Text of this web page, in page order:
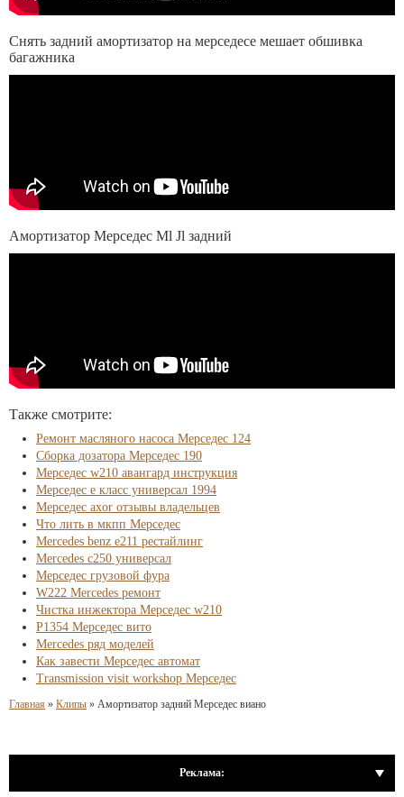
Снять задний амортизатор на мерседесе мешает обшивка
багажника
Амортизатор Мерседес Ml Jl задний
Также смотрите:
Ремонт масляного насоса Мерседес 124
Сборка дозатора Мерседес 190
Мерседес w210 авангард инструкция
Мерседес е класс универсал 1994
Мерседес axor отзывы владельцев
Что лить в мкпп Мерседес
Mercedes benz e211 рестайлинг
Mercedes c250 универсал
Мерседес грузовой фура
W222 Mercedes ремонт
Чистка инжектора Мерседес w210
P1354 Мерседес вито
Mercedes ряд моделей
Как завести Мерседес автомат
Transmission visit workshop Мерседес
Главная » Клипы » Амортизатор задний Мерседес виано
Реклама: